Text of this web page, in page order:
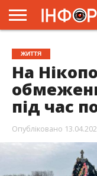
ГОЛОВНА
ЖИТТЯ
ВЛАДА
ГРОШІ
ТРЕШ
ПРЕС-
РЕЛІЗИ
РЕКЛАМА
ПРОЕКТИ
ЖИТТЯ
На
під час
Опубліковано